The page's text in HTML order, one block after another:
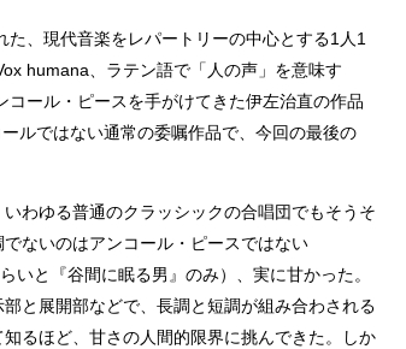
、現代音楽をレパートリーの中心とする1人1
humana、ラテン語で「人の声」を意味す
ール・ピースを手がけてきた伊左治直の作品
ルではない通常の委嘱作品で、今回の最後の
わゆる普通のクラッシックの合唱団でもそうそ
ないのはアンコール・ピースではない
いと『谷間に眠る男』のみ）、実に甘かった。
と展開部などで、長調と短調が組み合わされる
るほど、甘さの人間的限界に挑んできた。しか